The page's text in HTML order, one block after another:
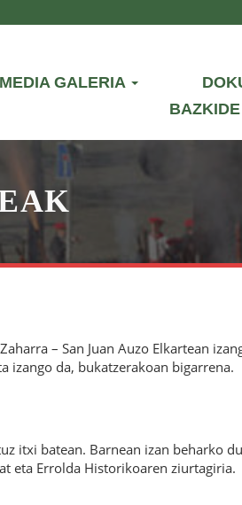
GALERIA
– San Juan Auzo Elkartean
izango da, bukatzerakoan bigarrena.
itxi batean. Barnean izan beharko
eta Errolda Historikoaren ziurtagiria.